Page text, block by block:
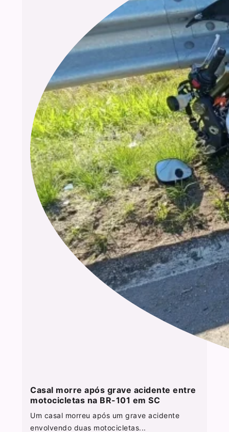
Casal morre após grave acidente entre
motocicletas na BR-101 em SC
Um casal morreu após um grave acidente
envolvendo duas motocicletas...